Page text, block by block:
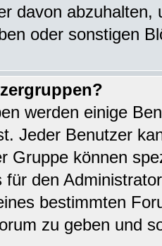
davon abzuhalten,
oder sonstigen
werden einige
Jeder Benutzer
Gruppe können
den
bestimmten
zu geben und